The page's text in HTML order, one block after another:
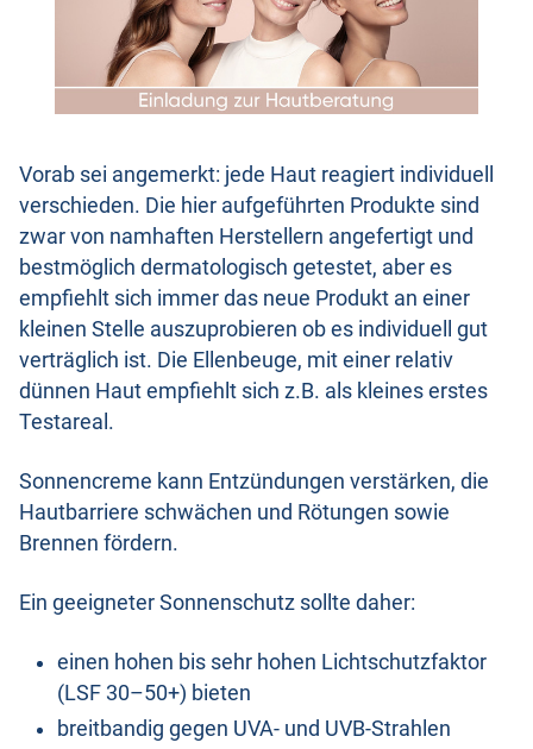
Vorab sei angemerkt: jede Haut reagiert individuell
verschieden. Die hier aufgeführten Produkte sind
zwar von namhaften Herstellern angefertigt und
bestmöglich dermatologisch getestet, aber es
empfiehlt sich immer das neue Produkt an einer
kleinen Stelle auszuprobieren ob es individuell gut
verträglich ist. Die Ellenbeuge, mit einer relativ
dünnen Haut empfiehlt sich z.B. als kleines erstes
Testareal.
Sonnencreme kann Entzündungen verstärken, die
Hautbarriere schwächen und Rötungen sowie
Brennen fördern.
Ein geeigneter Sonnenschutz sollte daher:
einen hohen bis sehr hohen Lichtschutzfaktor
(LSF 30–50+) bieten
breitbandig gegen UVA- und UVB-Strahlen